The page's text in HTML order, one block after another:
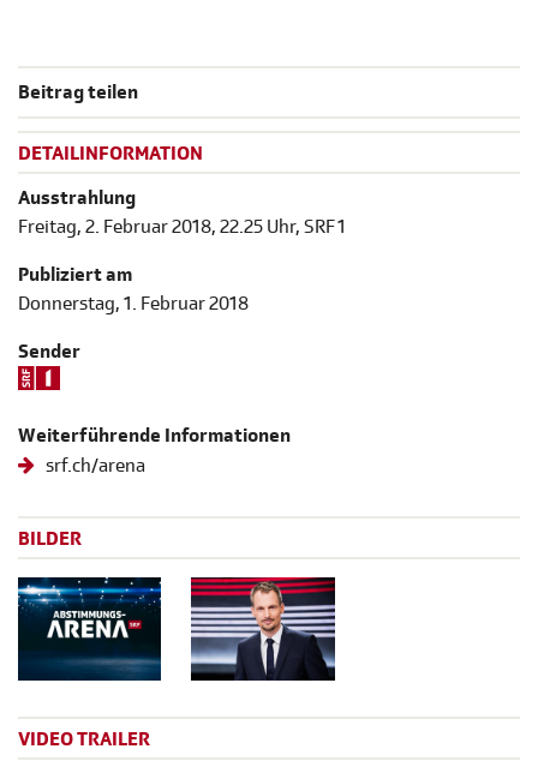
Beitrag teilen
DETAILINFORMATION
Ausstrahlung
Freitag, 2. Februar 2018, 22.25 Uhr, SRF 1
Publiziert am
Donnerstag, 1. Februar 2018
Sender
Weiterführende Informationen
srf.ch/arena
BILDER
VIDEO TRAILER